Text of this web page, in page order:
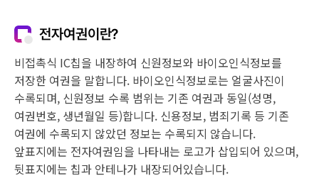
전자여권이란?
비접촉식 IC칩을 내장하여 신원정보와 바이오인식정보를
저장한 여권을 말합니다. 바이오인식정보로는 얼굴사진이
수록되며, 신원정보 수록 범위는 기존 여권과 동일(성명,
여권번호, 생년월일 등)합니다. 신용정보, 범죄기록 등 기존
여권에 수록되지 않았던 정보는 수록되지 않습니다.
앞표지에는 전자여권임을 나타내는 로고가 삽입되어 있으며,
뒷표지에는 칩과 안테나가 내장되어있습니다.